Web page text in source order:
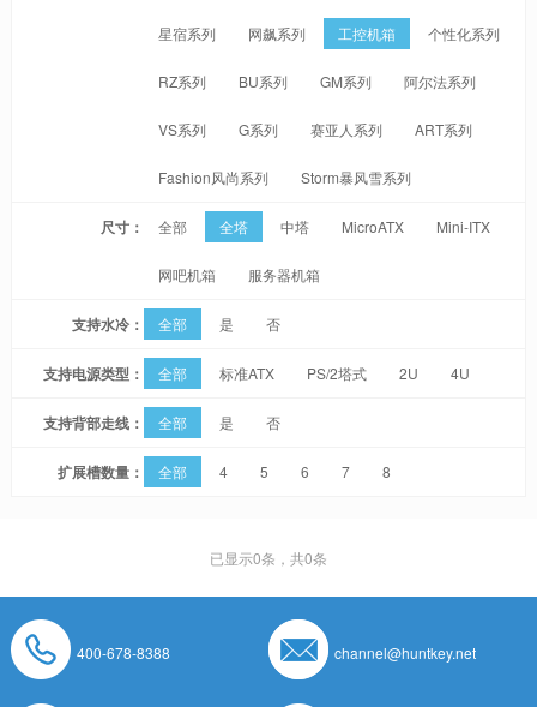
星宿系列 网飙系列 工控机箱 个性化系列
RZ系列 BU系列 GM系列 阿尔法系列
VS系列 G系列 赛亚人系列 ART系列
Fashion风尚系列 Storm暴风雪系列
尺寸： 全部 全塔 中塔 MicroATX Mini-ITX
网吧机箱 服务器机箱
支持水冷： 全部 是 否
支持电源类型： 全部 标准ATX PS/2塔式 2U 4U
支持背部走线： 全部 是 否
扩展槽数量： 全部 4 5 6 7 8
已显示0条，共0条
400-678-8388 channel@huntkey.net